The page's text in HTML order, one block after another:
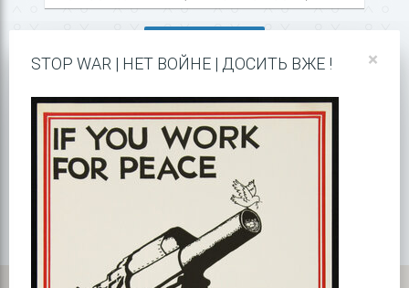
КЛУБЫ КИЕВА >>
РЕСТОРАНЫ В ЦЕНТРЕ КИЕВА >>
ПОКАЗАТЬ НА GOOGLE MAPS!
Карта с маршрутом, как добратся на мероприятие или проехать
к событию. Happy weeks в МУРАКАМИ!
ул. Большая Васильковская 57/3, Киев, город Киев, Украина.
Как добраться? Как доехать? Маршрут.
×
STOP WAR | НЕТ ВОЙНЕ | ДОСИТЬ ВЖЕ !